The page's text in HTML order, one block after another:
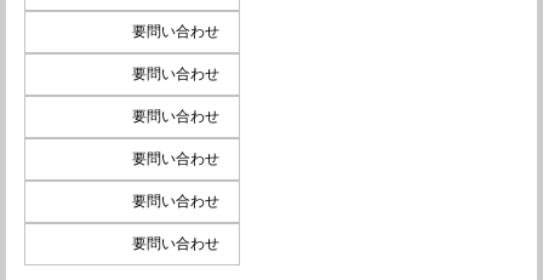
要問い合わせ
要問い合わせ
要問い合わせ
要問い合わせ
要問い合わせ
要問い合わせ